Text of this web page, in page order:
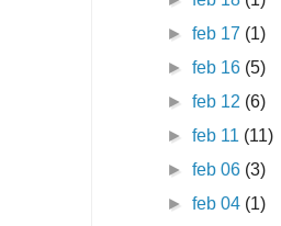
►feb 17 (1)
►feb 16 (5)
►feb 12 (6)
►feb 11 (11)
►feb 06 (3)
►feb 04 (1)